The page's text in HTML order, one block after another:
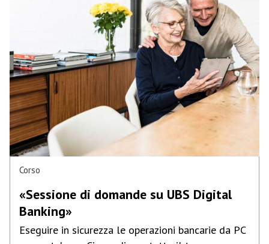
Corso
«Sessione di domande su UBS Digital
Banking»
Eseguire in sicurezza le operazioni bancarie da PC